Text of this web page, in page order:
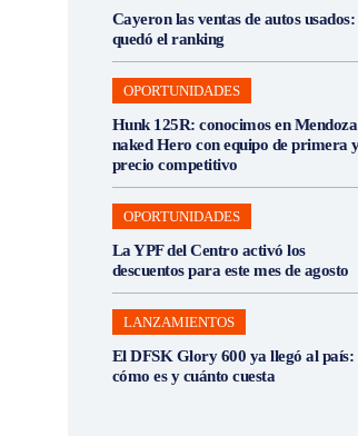
Cayeron las ventas de autos usados:
quedó el ranking
OPORTUNIDADES
Hunk 125R: conocimos en
naked Hero con equipo de primera
precio competitivo
OPORTUNIDADES
La YPF del Centro activó los
descuentos para este mes de agosto
LANZAMIENTOS
El DFSK Glory 600 ya llegó al país:
cómo es y cuánto cuesta